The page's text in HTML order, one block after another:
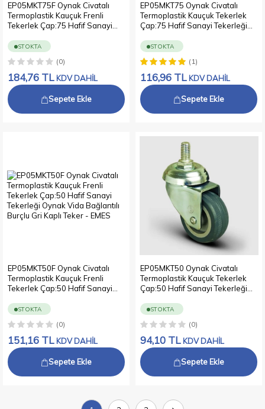
EP05MKT75F Oynak Civatalı
Termoplastik Kauçuk Frenli
Tekerlek Çap:75 Hafif Sanayi
Burçlu Gri Kaplı Teker
STOKTA
(0)
184,76 TL KDV DAHİL
Sepete Ekle
EP05MKT75 Oynak Civatalı
Termoplastik Kauçuk Tekerlek
Çap:75 Hafif Sanayi Tekerleği
Kaplı Teker
STOKTA
(1)
116,96 TL KDV DAHİL
Sepete Ekle
EP05MKT50F Oynak Civatalı
Termoplastik Kauçuk Frenli
Tekerlek Çap:50 Hafif Sanayi
Burçlu Gri Kaplı Teker
STOKTA
(0)
151,16 TL KDV DAHİL
Sepete Ekle
EP05MKT50 Oynak Civatalı
Termoplastik Kauçuk Tekerlek
Çap:50 Hafif Sanayi Tekerleği
Kaplı Teker
STOKTA
(0)
94,10 TL KDV DAHİL
Sepete Ekle